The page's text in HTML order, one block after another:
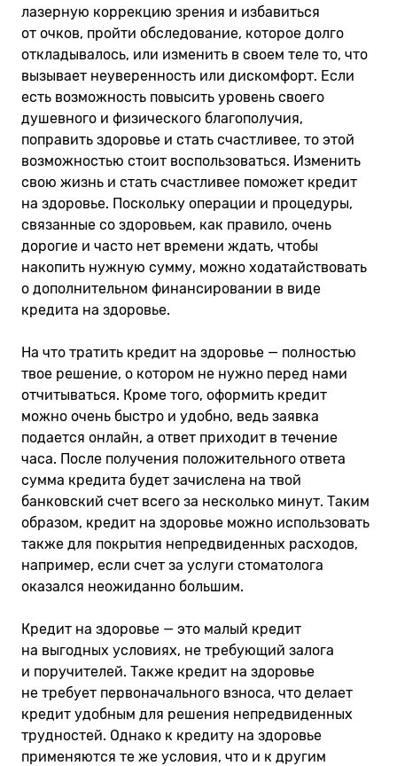
лазерную коррекцию зрения и избавиться
от очков, пройти обследование, которое долго
откладывалось, или изменить в своем теле то, что
вызывает неуверенность или дискомфорт. Если
есть возможность повысить уровень своего
душевного и физического благополучия,
поправить здоровье и стать счастливее, то этой
возможностью стоит воспользоваться. Изменить
свою жизнь и стать счастливее поможет кредит
на здоровье. Поскольку операции и процедуры,
связанные со здоровьем, как правило, очень
дорогие и часто нет времени ждать, чтобы
накопить нужную сумму, можно ходатайствовать
о дополнительном финансировании в виде
кредита на здоровье.
На что тратить кредит на здоровье — полностью
твое решение, о котором не нужно перед нами
отчитываться. Кроме того, оформить кредит
можно очень быстро и удобно, ведь заявка
подается онлайн, а ответ приходит в течение
часа. После получения положительного ответа
сумма кредита будет зачислена на твой
банковский счет всего за несколько минут. Таким
образом, кредит на здоровье можно использовать
также для покрытия непредвиденных расходов,
например, если счет за услуги стоматолога
оказался неожиданно большим.
Кредит на здоровье — это малый кредит
на выгодных условиях, не требующий залога
и поручителей. Также кредит на здоровье
не требует первоначального взноса, что делает
кредит удобным для решения непредвиденных
трудностей. Однако к кредиту на здоровье
применяются те же условия, что и к другим